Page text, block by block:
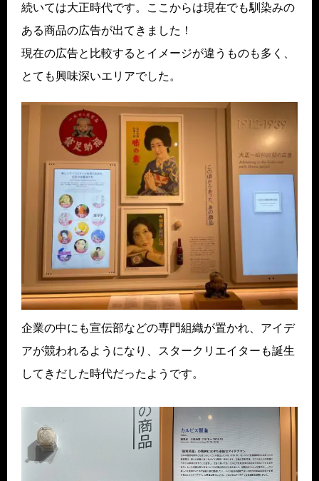
続いては大正時代です。ここからは現在でも馴染みの
ある商品の広告が出てきました！
現在の広告と比較するとイメージが違うものも多く、
とても興味深いエリアでした。
企業の中にも宣伝部などの専門組織が置かれ、アイデ
アが競われるようになり、スタークリエイターも誕生
してきだした時代だったようです。